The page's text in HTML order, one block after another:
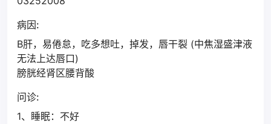
病因:
B肝，易倦怠，吃多想吐，掉发，唇干裂 (中焦湿盛津液
无法上达唇口)
膀胱经肾区腰背酸
问诊:
1、睡眠：不好